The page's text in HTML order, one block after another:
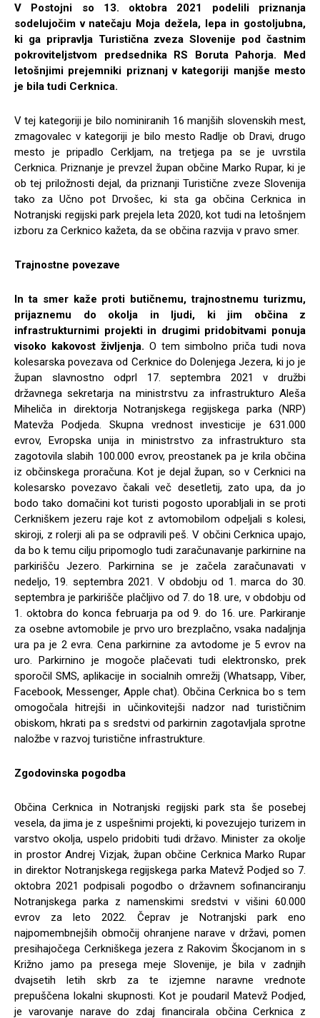
V Postojni so 13. oktobra 2021 podelili priznanja
sodelujočim v natečaju Moja dežela, lepa in gostoljubna,
ki ga pripravlja Turistična zveza Slovenije pod častnim
pokroviteljstvom predsednika RS Boruta Pahorja. Med
letošnjimi prejemniki priznanj v kategoriji manjše mesto
je bila tudi Cerknica.
V tej kategoriji je bilo nominiranih 16 manjših slovenskih mest,
zmagovalec v kategoriji je bilo mesto Radlje ob Dravi, drugo
mesto je pripadlo Cerkljam, na tretjega pa se je uvrstila
Cerknica. Priznanje je prevzel župan občine Marko Rupar, ki je
ob tej priložnosti dejal, da priznanji Turistične zveze Slovenija
tako za Učno pot Drvošec, ki sta ga občina Cerknica in
Notranjski regijski park prejela leta 2020, kot tudi na letošnjem
izboru za Cerknico kažeta, da se občina razvija v pravo smer.
Trajnostne povezave
In ta smer kaže proti butičnemu, trajnostnemu turizmu,
prijaznemu do okolja in ljudi, ki jim občina z
infrastrukturnimi projekti in drugimi pridobitvami ponuja
visoko kakovost življenja. O tem simbolno priča tudi nova
kolesarska povezava od Cerknice do Dolenjega Jezera, ki jo je
župan slavnostno odprl 17. septembra 2021 v družbi
državnega sekretarja na ministrstvu za infrastrukturo Aleša
Miheliča in direktorja Notranjskega regijskega parka (NRP)
Matevža Podjeda. Skupna vrednost investicije je 631.000
evrov, Evropska unija in ministrstvo za infrastrukturo sta
zagotovila slabih 100.000 evrov, preostanek pa je krila občina
iz občinskega proračuna. Kot je dejal župan, so v Cerknici na
kolesarsko povezavo čakali več desetletij, zato upa, da jo
bodo tako domačini kot turisti pogosto uporabljali in se proti
Cerkniškem jezeru raje kot z avtomobilom odpeljali s kolesi,
skiroji, z rolerji ali pa se odpravili peš. V občini Cerknica upajo,
da bo k temu cilju pripomoglo tudi zaračunavanje parkirnine na
parkirišču Jezero. Parkirnina se je začela zaračunavati v
nedeljo, 19. septembra 2021. V obdobju od 1. marca do 30.
septembra je parkirišče plačljivo od 7. do 18. ure, v obdobju od
1. oktobra do konca februarja pa od 9. do 16. ure. Parkiranje
za osebne avtomobile je prvo uro brezplačno, vsaka nadaljnja
ura pa je 2 evra. Cena parkirnine za avtodome je 5 evrov na
uro. Parkirnino je mogoče plačevati tudi elektronsko, prek
sporočil SMS, aplikacije in socialnih omrežij (Whatsapp, Viber,
Facebook, Messenger, Apple chat). Občina Cerknica bo s tem
omogočala hitrejši in učinkovitejši nadzor nad turističnim
obiskom, hkrati pa s sredstvi od parkirnin zagotavljala sprotne
naložbe v razvoj turistične infrastrukture.
Zgodovinska pogodba
Občina Cerknica in Notranjski regijski park sta še posebej
vesela, da jima je z uspešnimi projekti, ki povezujejo turizem in
varstvo okolja, uspelo pridobiti tudi državo. Minister za okolje
in prostor Andrej Vizjak, župan občine Cerknica Marko Rupar
in direktor Notranjskega regijskega parka Matevž Podjed so 7.
oktobra 2021 podpisali pogodbo o državnem sofinanciranju
Notranjskega parka z namenskimi sredstvi v višini 60.000
evrov za leto 2022. Čeprav je Notranjski park eno
najpomembnejših območij ohranjene narave v državi, pomen
presihajočega Cerkniškega jezera z Rakovim Škocjanom in s
Križno jamo pa presega meje Slovenije, je bila v zadnjih
dvajsetih letih skrb za te izjemne naravne vrednote
prepuščena lokalni skupnosti. Kot je poudaril Matevž Podjed,
je varovanje narave do zdaj financirala občina Cerknica z